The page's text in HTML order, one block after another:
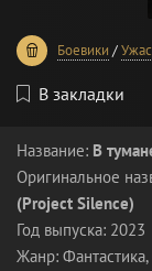
Боевики / 80
В закладки
Название: В
Оригинальное
(Project Silence)
Год выпуска: 2023
Жанр: